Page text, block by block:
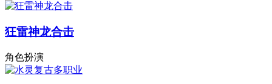
狂雷神龙合击
角色扮演